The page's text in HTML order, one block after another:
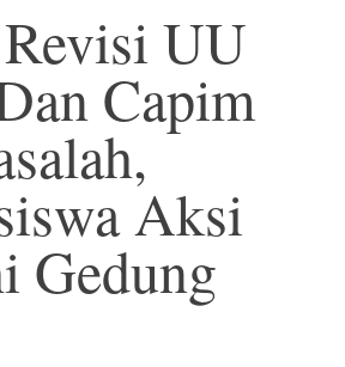
UU
Capim
Aksi
Gedung